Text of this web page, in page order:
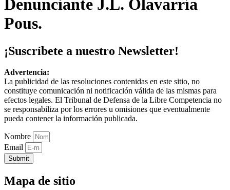
Denunciante J.L. Olavarría
Pous.
¡Suscríbete a nuestro Newsletter!
Advertencia:
La publicidad de las resoluciones contenidas en este sitio, no
constituye comunicación ni notificación válida de las mismas para
efectos legales. El Tribunal de Defensa de la Libre Competencia no
se responsabiliza por los errores u omisiones que eventualmente
pueda contener la información publicada.
Nombre
Email
Submit
Mapa de sitio